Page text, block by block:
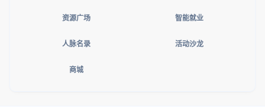
资源广场 智能就业
人脉名录 活动沙龙
商城